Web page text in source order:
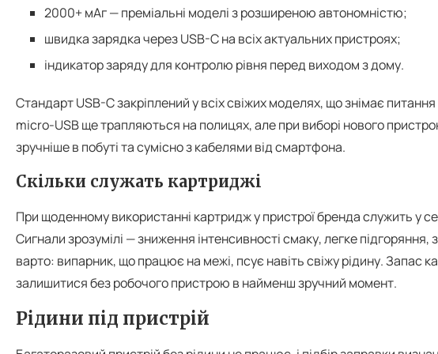
2000+ мАг — преміальні моделі з розширеною автономністю;
швидка зарядка через USB-C на всіх актуальних пристроях;
індикатор заряду для контролю рівня перед виходом з дому.
Стандарт USB-C закріплений у всіх свіжих моделях, що знімає
micro-USB ще трапляються на полицях, але при виборі нового
зручніше в побуті та сумісно з кабелями від смартфона.
Скільки служать картриджі
При щоденному використанні картридж у пристрої бренда служить у
Сигнали зрозумілі — зниження інтенсивності смаку, легке
варто: випарник, що працює на межі, псує навіть свіжу рідину. Запас
залишитися без робочого пристрою в найменш зручний момент.
Рідини під пристрій